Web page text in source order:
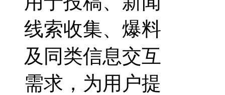
线索收集、爆料
及同类信息交互
需求，为用户提